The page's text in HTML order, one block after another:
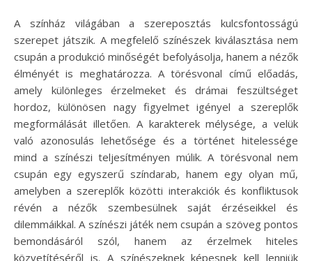
A színház világában a szereposztás kulcsfontosságú
szerepet játszik. A megfelelő színészek kiválasztása nem
csupán a produkció minőségét befolyásolja, hanem a nézők
élményét is meghatározza. A törésvonal című előadás,
amely különleges érzelmeket és drámai feszültséget
hordoz, különösen nagy figyelmet igényel a szereplők
megformálását illetően. A karakterek mélysége, a velük
való azonosulás lehetősége és a történet hitelessége
mind a színészi teljesítményen múlik. A törésvonal nem
csupán egy egyszerű színdarab, hanem egy olyan mű,
amelyben a szereplők közötti interakciók és konfliktusok
révén a nézők szembesülnek saját érzéseikkel és
dilemmáikkal. A színészi játék nem csupán a szöveg pontos
bemondásáról szól, hanem az érzelmek hiteles
közvetítéséről is. A színészeknek képesnek kell lenniük